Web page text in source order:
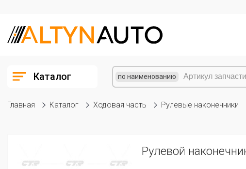
Каталог по наименованию
Главная Каталог Ходовая часть Рулевые наконечники
Рулевой